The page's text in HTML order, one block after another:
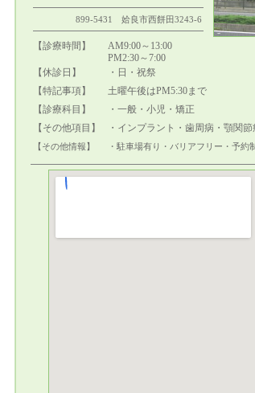
899-5431 姶良市西餅田3243-6
【診療時間】
AM9:00～13:00
PM2:30～7:00
【休診日】
・日・祝祭
【特記事項】
土曜午後はPM5:30まで
【診療科目】
・一般・小児・矯正
【その他項目】
・インプラント・歯周病・顎関
【その他情報】 ・駐車場有り・バリアフリー・予